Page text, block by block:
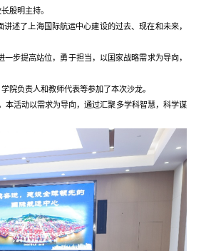
殷明主持。
述了上海国际航运中心建设的过去、现在和未来，
步提高站位，勇于担当，以国家战略需求为导向，
院负责人和教师代表等参加了本次沙龙。
本活动以需求为导向，通过汇聚多学科智慧，科学谋